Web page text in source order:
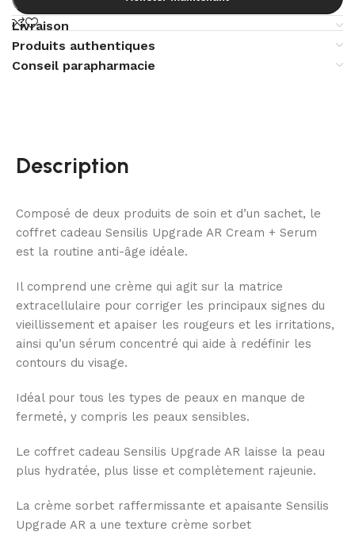
Livraison
Produits authentiques
Conseil parapharmacie
Description
Composé de deux produits de soin et d’un sachet, le
coffret cadeau Sensilis Upgrade AR Cream + Serum
est la routine anti-âge idéale.
Il comprend une crème qui agit sur la matrice
extracellulaire pour corriger les principaux signes du
vieillissement et apaiser les rougeurs et les irritations,
ainsi qu’un sérum concentré qui aide à redéfinir les
contours du visage.
Idéal pour tous les types de peaux en manque de
fermeté, y compris les peaux sensibles.
Le coffret cadeau Sensilis Upgrade AR laisse la peau
plus hydratée, plus lisse et complètement rajeunie.
La crème sorbet raffermissante et apaisante Sensilis
Upgrade AR a une texture crème sorbet